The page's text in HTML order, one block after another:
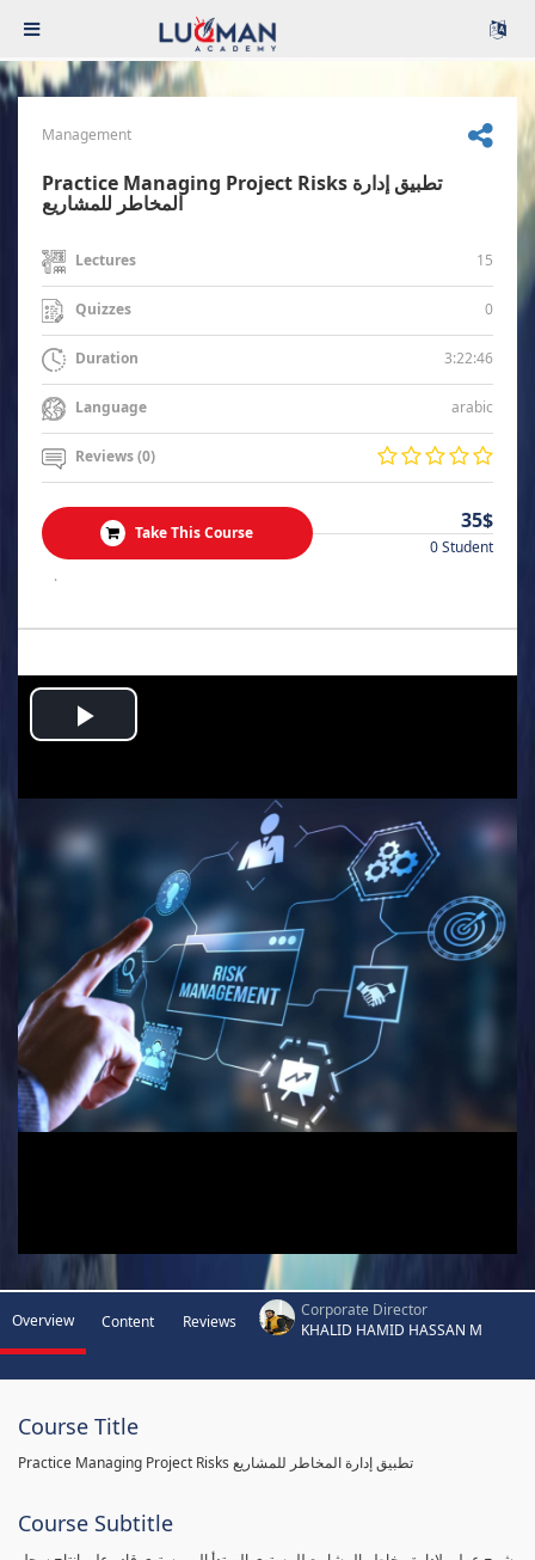
Management
Practice Managing Project Risks تطبيق إدارة
المخاطر للمشاريع
Lectures 15
Quizzes 0
Duration 3:22:46
Language arabic
Reviews (0)
Take This Course 35$
0 Student
.
Play
Video
Overview Content Reviews
Corporate Director
KHALID HAMID HASSAN M
Course Title
Practice Managing Project Risks تطبيق إدارة المخاطر للمشاريع
Course Subtitle